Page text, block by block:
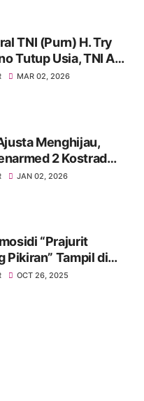
TNI (Purn) H. Try
Tutup Usia, TNI AD
MAR 02, 2026
Menghijau,
2 Kostrad
Gerakan Tanam
JAN 02, 2026
“Prajurit
Pikiran” Tampil di
Piala Wali
OCT 26, 2025